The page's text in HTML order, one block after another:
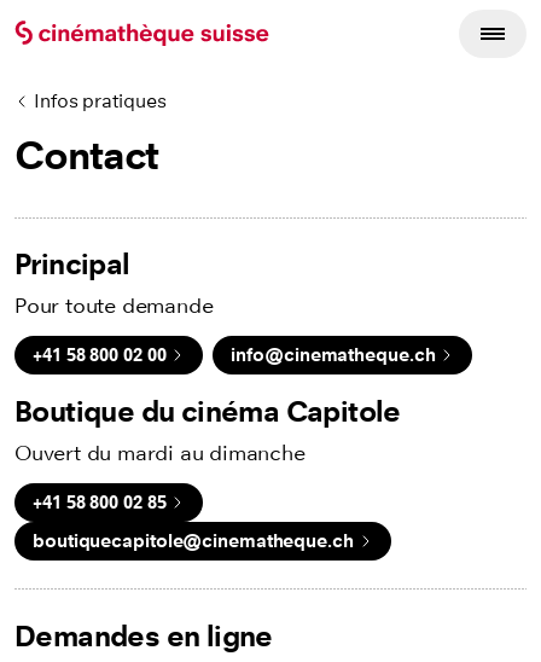
Infos pratiques
Contact
Principal
Pour toute demande
+41 58 800 02 00 info@cinematheque.ch
Boutique du cinéma Capitole
Ouvert du mardi au dimanche
+41 58 800 02 85
boutiquecapitole@cinematheque.ch
Demandes en ligne